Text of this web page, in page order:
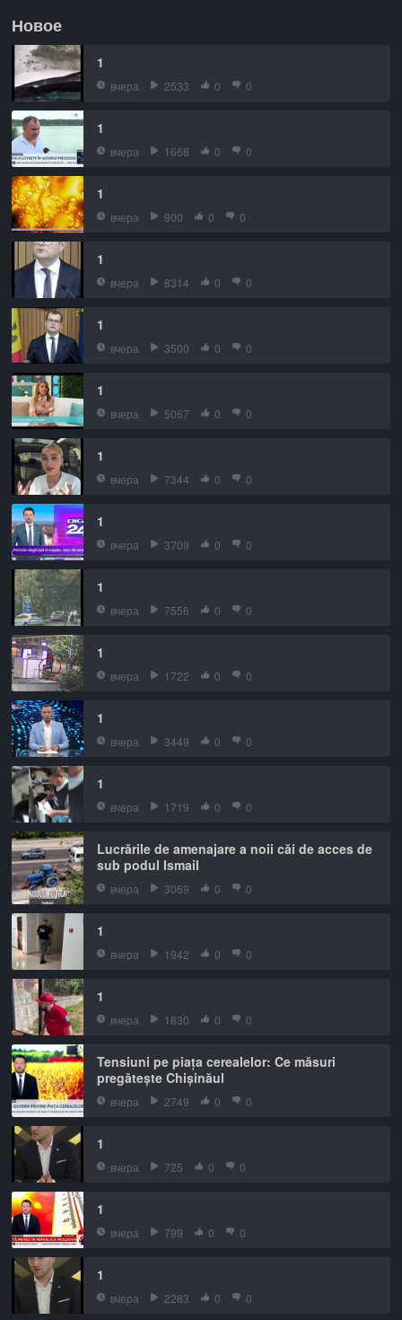
Новое
1
вчера 2533 0 0
1
вчера 1668 0 0
1
вчера 900 0 0
1
вчера 8314 0 0
1
вчера 3500 0 0
1
вчера 5067 0 0
1
вчера 7344 0 0
1
вчера 3709 0 0
1
вчера 7556 0 0
1
вчера 1722 0 0
1
вчера 3449 0 0
1
вчера 1719 0 0
Lucrările de amenajare a noii căi de acces de
sub podul Ismail
вчера 3069 0 0
1
вчера 1942 0 0
1
вчера 1830 0 0
Tensiuni pe piața cerealelor: Ce măsuri
pregătește Chișinăul
вчера 2749 0 0
1
вчера 725 0 0
1
вчера 799 0 0
1
вчера 2283 0 0